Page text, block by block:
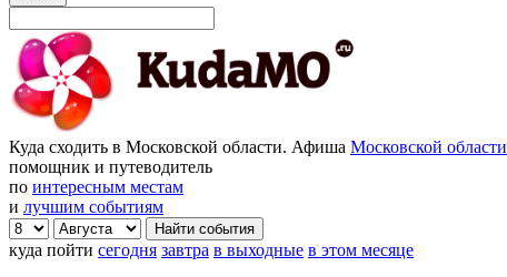
Куда сходить в Московской области. Афиша Московской области
помощник и путеводитель
по интересным местам
и лучшим событиям
куда пойти сегодня завтра в выходные в этом месяце